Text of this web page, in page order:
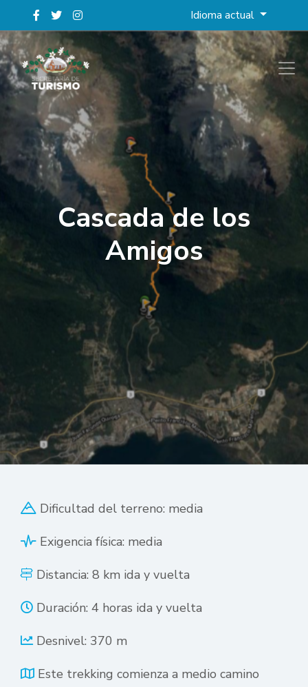
Idioma actual
Cascada de los
Amigos
Dificultad del terreno: media
Exigencia física: media
Distancia: 8 km ida y vuelta
Duración: 4 horas ida y vuelta
Desnivel: 370 m
Este trekking comienza a medio camino